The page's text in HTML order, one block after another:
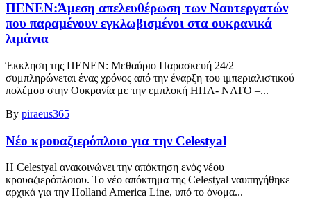
ΠΕΝΕΝ:Άμεση απελευθέρωση των Ναυτεργατών
που παραμένουν εγκλωβισμένοι στα ουκρανικά
λιμάνια
Έκκληση της ΠΕΝΕΝ: Μεθαύριο Παρασκευή 24/2
συμπληρώνεται ένας χρόνος από την έναρξη του ιμπεριαλιστικού
πολέμου στην Ουκρανία με την εμπλοκή ΗΠΑ- ΝΑΤΟ –...
By piraeus365
Νέο κρουαζιερόπλοιο για την Celestyal
Η Celestyal ανακοινώνει την απόκτηση ενός νέου
κρουαζιερόπλοιου. To νέο απόκτημα της Celestyal ναυπηγήθηκε
αρχικά για την Holland America Line, υπό το όνομα...